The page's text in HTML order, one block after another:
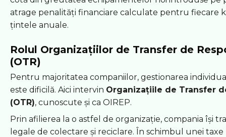
atrage penalități financiare calculate pentru fiecare
țintele anuale.
Rolul Organizațiilor de Transfer de
(OTR)
Pentru majoritatea companiilor, gestionarea
este dificilă. Aici intervin Organizațiile de Transfer
(OTR), cunoscute și ca OIREP.
Prin afilierea la o astfel de organizație, compania își
legale de colectare și reciclare. În schimbul unei